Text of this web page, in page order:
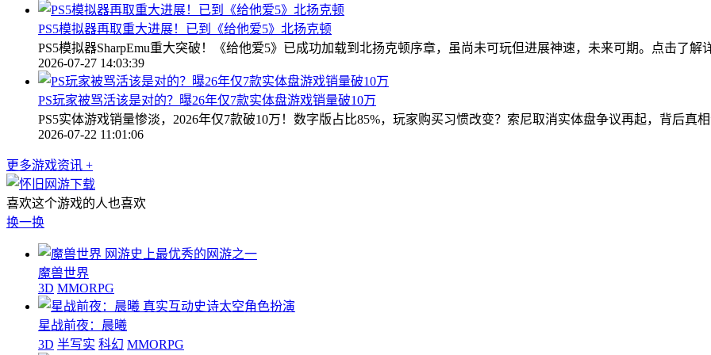
PS5模拟器再取重大进展！已到《给他爱5》北扬克顿
PS5模拟器SharpEmu重大突破！《给他爱5》已成功加载到北扬克顿序章，虽尚未可玩但进展神速，未来可期。点击了解
2026-07-27 14:03:39
PS玩家被骂活该是对的？曝26年仅7款实体盘游戏销量破10万
PS5实体游戏销量惨淡，2026年仅7款破10万！数字版占比85%，玩家购买习惯改变？索尼取消实体盘争议再起，背后真相
2026-07-22 11:01:06
更多游戏资讯 +
喜欢这个游戏的人也喜欢
换一换
网游史上最优秀的网游之一
魔兽世界
3D MMORPG
真实互动史诗太空角色扮演
星战前夜：晨曦
3D 半写实 科幻 MMORPG